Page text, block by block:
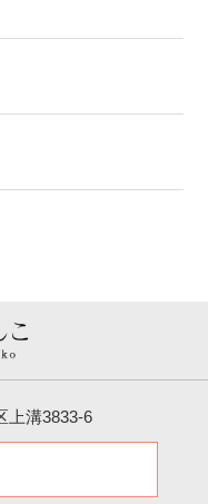
上溝3833-6